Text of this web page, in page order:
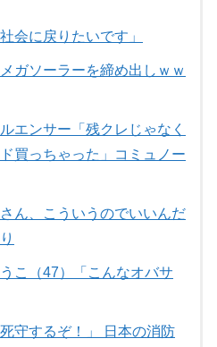
会に戻りたいです」
ガソーラーを締め出しｗｗ
エンサー「残クレじゃなく
買っちゃった」コミュノー
ん、こういうのでいいんだ
こ（47）「こんなオバサ
守するぞ！」 日本の消防